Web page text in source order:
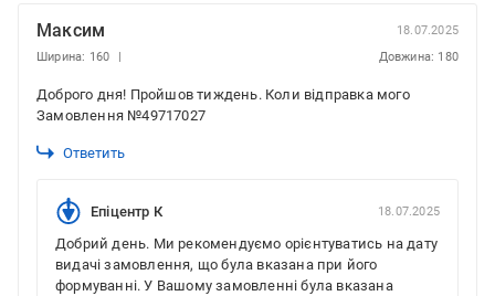
Максим
18.07.2025
Ширина: 160
Довжина: 180
Доброго дня! Пройшов тиждень. Коли відправка мого
Замовлення №49717027
Ответить
Епіцентр К 18.07.2025
Добрий день. Ми рекомендуємо орієнтуватись на дату
видачі замовлення, що була вказана при його
формуванні. У Вашому замовленні була вказана